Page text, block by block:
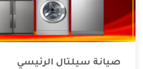
صيانة سيلتال الرئيسي